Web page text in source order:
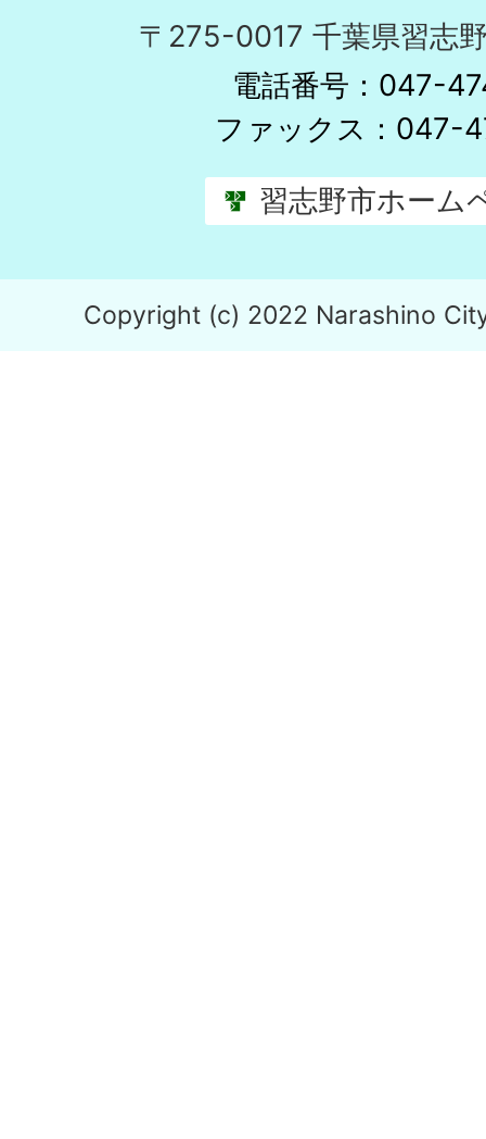
〒275-0017 千葉県習志
電話番号：047-
ファックス：047-
習志野市ホーム
Copyright (c) 2022 Narashino